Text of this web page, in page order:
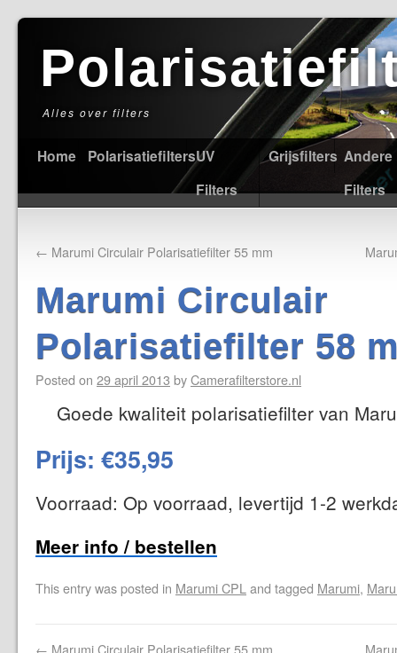
Alles over filters
Home PolarisatiefiltersUV
Filters
Grijsfilters Andere
Filters
← Marumi Circulair Polarisatiefilter 55 mm
Marumi Circulair
Polarisatiefilter 58
Posted on 29 april 2013 byCamerafilterstore.nl
Goede kwaliteit polarisatiefilter van
Prijs: €35,95
Voorraad: Op voorraad, levertijd 1-2
Meer info / bestellen
This entry was posted in Marumi CPL and tagged Marumi,
← Marumi Circulair Polarisatiefilter 55 mm